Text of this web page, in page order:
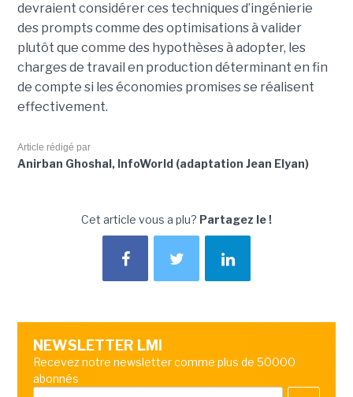
devraient considérer ces techniques d’ingénierie
des prompts comme des optimisations à valider
plutôt que comme des hypothèses à adopter, les
charges de travail en production déterminant en fin
de compte si les économies promises se réalisent
effectivement.
Article rédigé par
Anirban Ghoshal, InfoWorld (adaptation Jean Elyan)
Cet article vous a plu? Partagez le !
NEWSLETTER LMI
Recevez notre newsletter comme plus de 50000
abonnés